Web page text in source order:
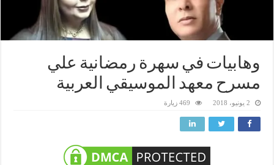
وهابيات في سهرة رمضانية علي
مسرح معهد الموسيقي العربية
2 يونيو، 2018 469 زيارة